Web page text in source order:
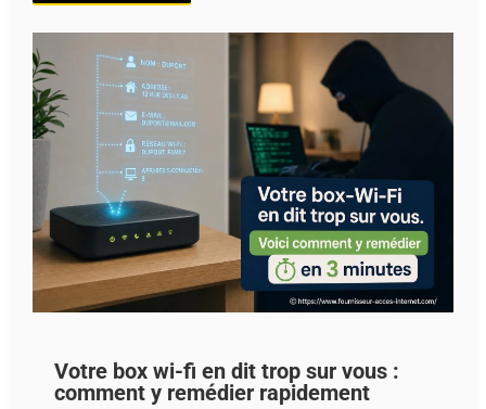
Votre box wi-fi en dit trop sur vous :
comment y remédier rapidement